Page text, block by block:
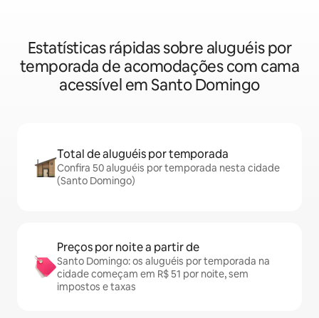
Estatísticas rápidas sobre aluguéis por
temporada de acomodações com cama
acessível em Santo Domingo
Total de aluguéis por temporada
Confira 50 aluguéis por temporada nesta cidade
(Santo Domingo)
Preços por noite a partir de
Santo Domingo: os aluguéis por temporada na
cidade começam em R$ 51 por noite, sem
impostos e taxas